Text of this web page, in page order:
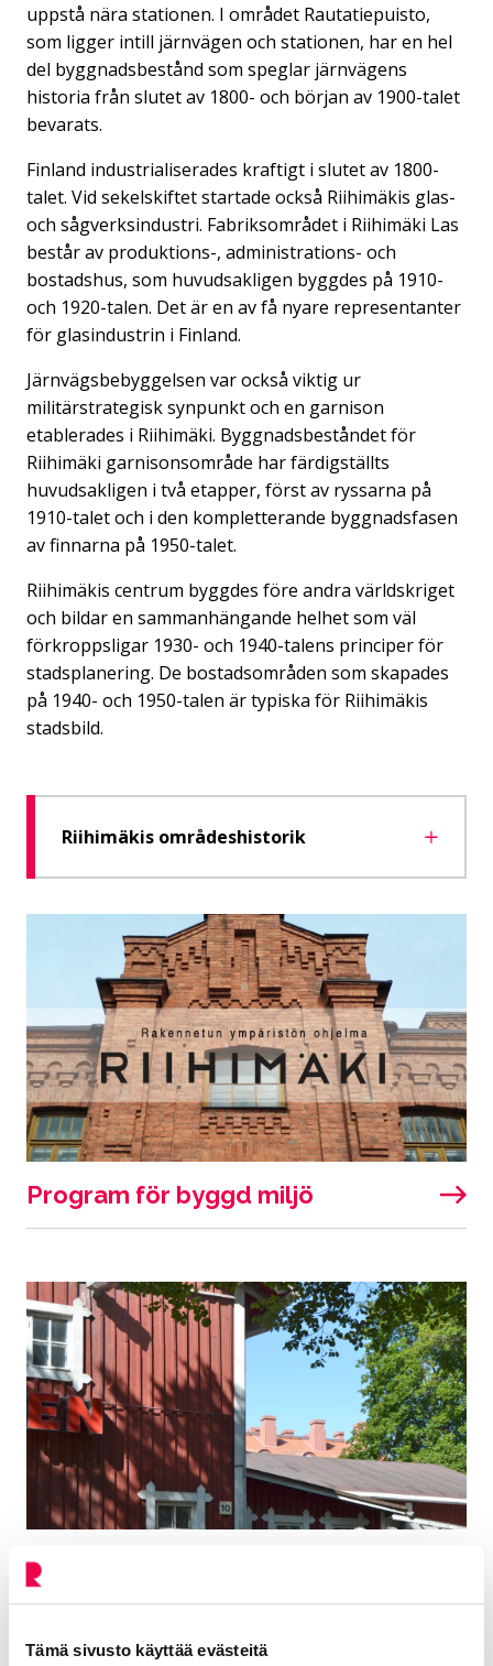
Tämä sivusto käyttää evästeitä
uppstå nära stationen. I området Rautatiepuisto,
som ligger intill järnvägen och stationen, har en hel
del byggnadsbestånd som speglar järnvägens
historia från slutet av 1800- och början av 1900-talet
bevarats.
Finland industrialiserades kraftigt i slutet av 1800-
talet. Vid sekelskiftet startade också Riihimäkis glas-
och sågverksindustri. Fabriksområdet i Riihimäki Las
består av produktions-, administrations- och
bostadshus, som huvudsakligen byggdes på 1910-
och 1920-talen. Det är en av få nyare representanter
för glasindustrin i Finland.
Järnvägsbebyggelsen var också viktig ur
militärstrategisk synpunkt och en garnison
etablerades i Riihimäki. Byggnadsbeståndet för
Riihimäki garnisonsområde har färdigställts
huvudsakligen i två etapper, först av ryssarna på
1910-talet och i den kompletterande byggnadsfasen
av finnarna på 1950-talet.
Riihimäkis centrum byggdes före andra världskriget
och bildar en sammanhängande helhet som väl
förkroppsligar 1930- och 1940-talens principer för
stadsplanering. De bostadsområden som skapades
på 1940- och 1950-talen är typiska för Riihimäkis
stadsbild.
Riihimäkis områdeshistorik
Program för byggd miljö
Riihimäkis byggda kulturmiljöer